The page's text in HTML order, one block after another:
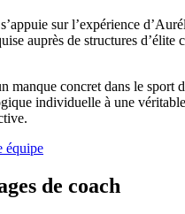
sur l’expérience
auprès de structures d’élite
manque concret dans le sport
individuelle à une
équipe
de coach